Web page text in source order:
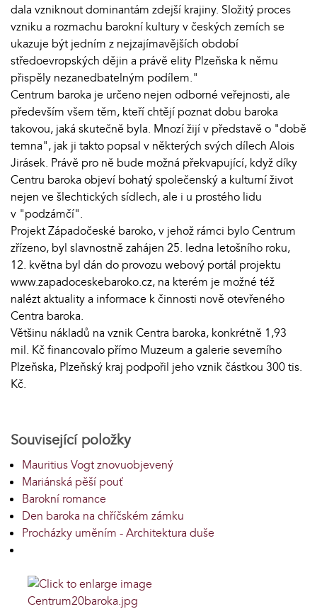
dala vzniknout dominantám zdejší krajiny. Složitý proces
vzniku a rozmachu barokní kultury v českých zemích se
ukazuje být jedním z nejzajímavějších období
středoevropských dějin a právě elity Plzeňska k němu
přispěly nezanedbatelným podílem."
Centrum baroka je určeno nejen odborné veřejnosti, ale
především všem těm, kteří chtějí poznat dobu baroka
takovou, jaká skutečně byla. Mnozí žijí v představě o "době
temna", jak ji takto popsal v některých svých dílech Alois
Jirásek. Právě pro ně bude možná překvapující, když díky
Centru baroka objeví bohatý společenský a kulturní život
nejen ve šlechtických sídlech, ale i u prostého lidu
v "podzámčí".
Projekt Západočeské baroko, v jehož rámci bylo Centrum
zřízeno, byl slavnostně zahájen 25. ledna letošního roku,
12. května byl dán do provozu webový portál projektu
www.zapadoceskebaroko.cz, na kterém je možné též
nalézt aktuality a informace k činnosti nově otevřeného
Centra baroka.
Většinu nákladů na vznik Centra baroka, konkrétně 1,93
mil. Kč financovalo přímo Muzeum a galerie severního
Plzeňska, Plzeňský kraj podpořil jeho vznik částkou 300 tis.
Kč.
Související položky
Mauritius Vogt znovuobjevený
Mariánská pěší pouť
Barokní romance
Den baroka na chříčském zámku
Procházky uměním - Architektura duše